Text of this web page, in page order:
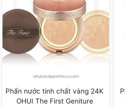
Phấn nước tinh chất vàng 24K
OHUI The First Geniture